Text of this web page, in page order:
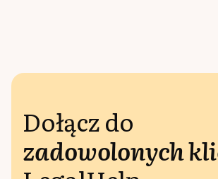
Dołącz do
zadowolonych